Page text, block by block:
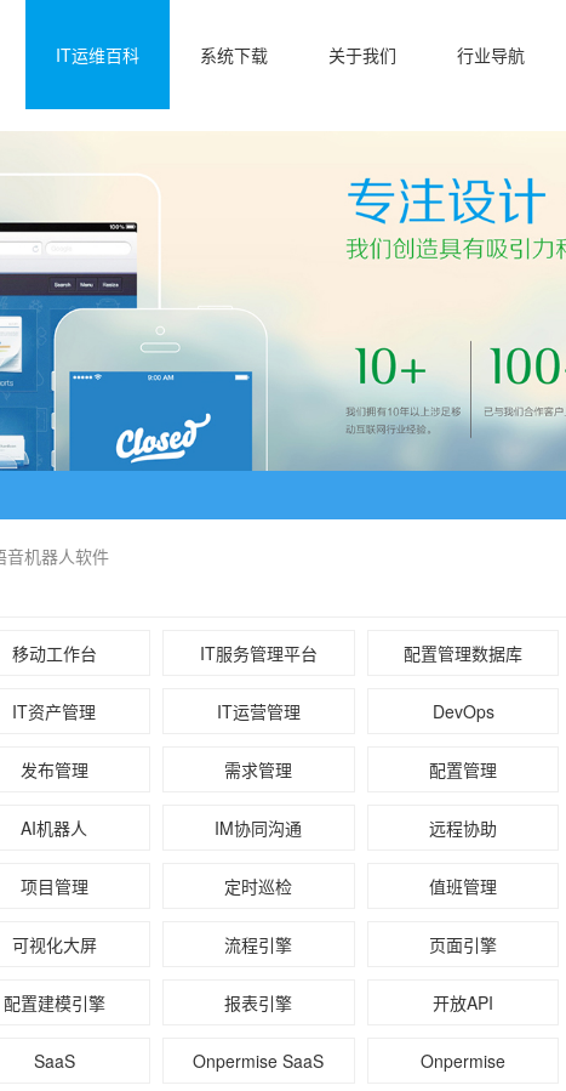
IT运维百科 系统下载 关于我们
行业导航
音机器人软件
移动工作台 IT服务管理平台 配置管理数据库
IT资产管理 IT运营管理 DevOps
发布管理 需求管理 配置管理
AI机器人 IM协同沟通 远程协助
项目管理 定时巡检 值班管理
可视化大屏 流程引擎 页面引擎
配置建模引擎 报表引擎 开放API
SaaS Onpermise SaaS Onpermise